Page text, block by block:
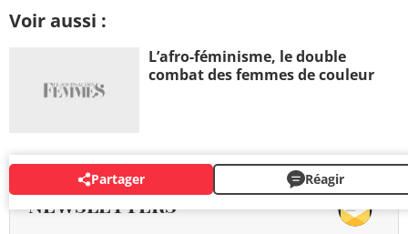
Voir aussi :
L’afro-féminisme, le double
combat des femmes de couleur
Partager Réagir
NEWSLETTERS